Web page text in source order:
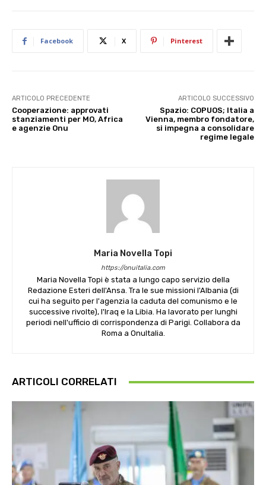
Facebook X Pinterest
ARTICOLO PRECEDENTE
Cooperazione: approvati
stanziamenti per MO, Africa
e agenzie Onu
ARTICOLO SUCCESSIVO
Spazio: COPUOS; Italia a
Vienna, membro fondatore,
si impegna a consolidare
regime legale
Maria Novella Topi
https://onuitalia.com
Maria Novella Topi è stata a lungo capo servizio della
Redazione Esteri dell'Ansa. Tra le sue missioni l'Albania (di
cui ha seguito per l'agenzia la caduta del comunismo e le
successive rivolte), l'Iraq e la Libia. Ha lavorato per lunghi
periodi nell'ufficio di corrispondenza di Parigi. Collabora da
Roma a OnuItalia.
ARTICOLI CORRELATI